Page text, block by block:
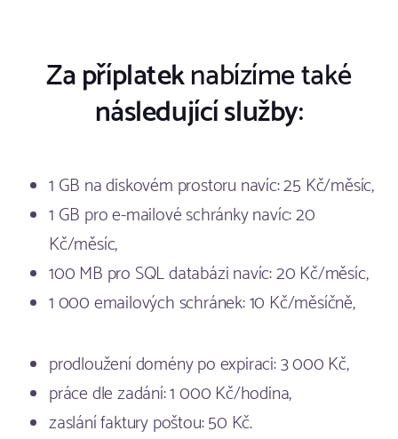
Za příplateknabízíme také
následující služby:
1 GB na diskovém prostoru navíc: 25 Kč/měsíc,
1 GB pro e-mailové schránky navíc: 20
Kč/měsíc,
100 MB pro SQL databázi navíc: 20 Kč/měsíc,
1 000 emailových schránek: 10 Kč/měsíčně,
prodloužení domény po expiraci: 3 000 Kč,
práce dle zadání: 1 000 Kč/hodina,
zaslání faktury poštou: 50 Kč.